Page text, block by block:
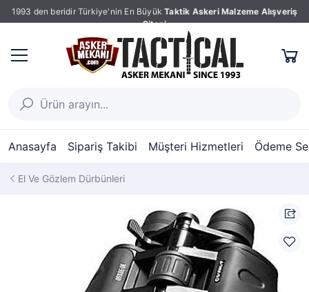
1993 den beridir Türkiye'nin En Büyük Taktik Askeri Malzeme Alışveriş
Sitesi
Anasayfa Sipariş Takibi Müşteri Hizmetleri Ödeme
El Ve Gözlem Dürbünleri